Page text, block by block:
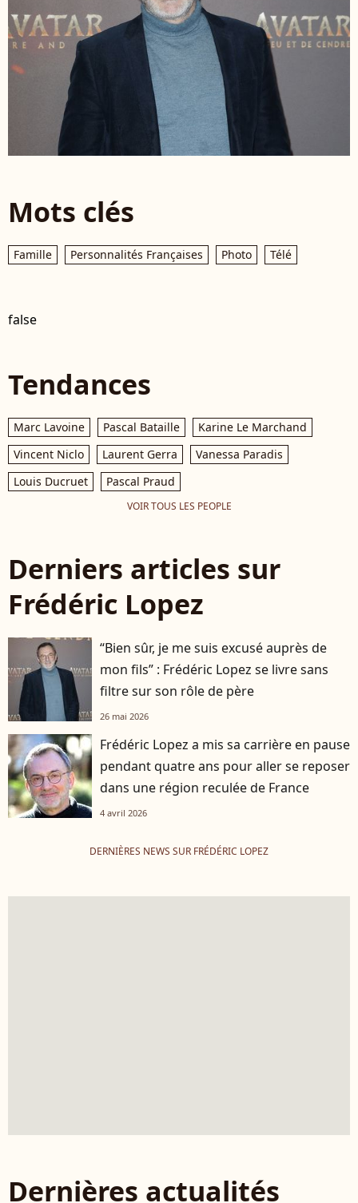
Mots clés
Famille Personnalités Françaises Photo Télé
false
Tendances
Marc Lavoine Pascal Bataille
Karine Le Marchand
Vincent Niclo
Laurent Gerra
Vanessa Paradis
Louis Ducruet
Pascal Praud
VOIR TOUS LES PEOPLE
Derniers articles sur
Frédéric Lopez
“Bien sûr, je me suis excusé auprès de
mon fils” : Frédéric Lopez se livre sans
filtre sur son rôle de père
26 mai 2026
Frédéric Lopez a mis sa carrière en pause
pendant quatre ans pour aller se reposer
dans une région reculée de France
4 avril 2026
DERNIÈRES NEWS SUR FRÉDÉRIC LOPEZ
Dernières actualités